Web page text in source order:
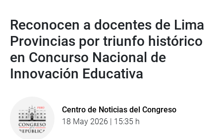
Reconocen a docentes de Lima
Provincias por triunfo histórico
en Concurso Nacional de
Innovación Educativa
Centro de Noticias del Congreso
18 May 2026 | 15:35 h